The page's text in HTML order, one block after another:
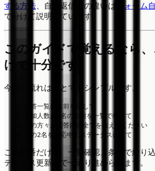
する方法 、自動返信との違いは
フォーム
で分けて説明しています。
このガイドで覚えるなら
けで十分です
今回の流れは、とてもシンプルです。
回答一覧の名前を出して
参加人数が3名の名前を一覧で教えて
その方々が回答内容全てを教えてください
その2名を対応中のステータスにして
この順番だけで、一覧確認、条件で絞り
テータス更新まで一通り進められます。